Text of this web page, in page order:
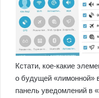
Кстати, кое-какие
о будущей «лимонной»
панель уведомлений в